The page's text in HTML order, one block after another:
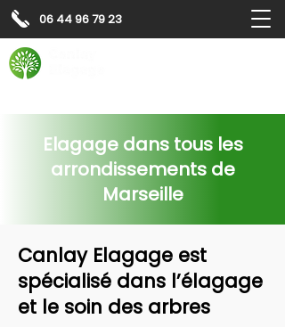
06 44 96 79 23
Elagage dans tous les
arrondissements de
Marseille
Canlay Elagage est
spécialisé dans l’élagage
et le soin des arbres